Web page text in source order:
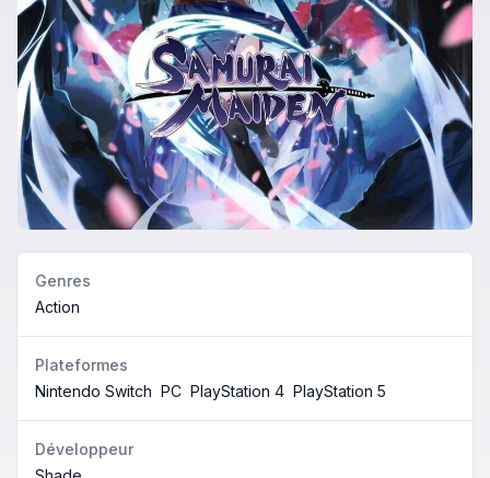
Genres
Action
Plateformes
Nintendo Switch PC PlayStation 4 PlayStation 5
Développeur